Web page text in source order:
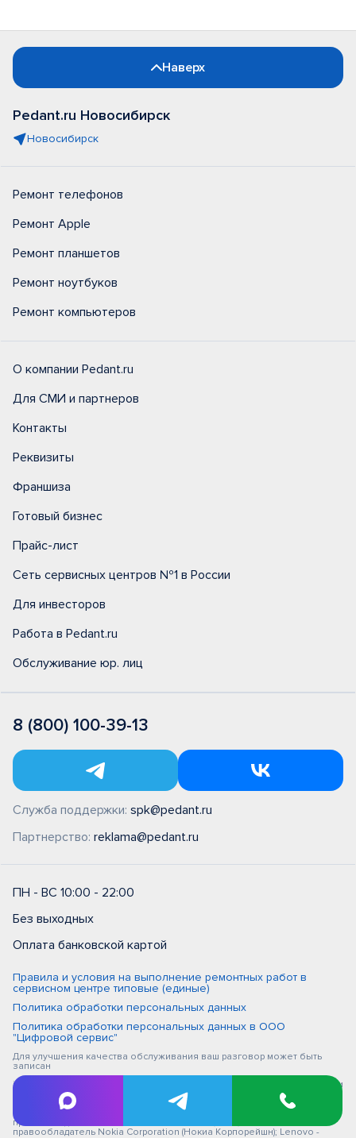
Наверх
Pedant.ru Новосибирск
Новосибирск
Ремонт телефонов
Ремонт Apple
Ремонт планшетов
Ремонт ноутбуков
Ремонт компьютеров
О компании Pedant.ru
Для СМИ и партнеров
Контакты
Реквизиты
Франшиза
Готовый бизнес
Прайс-лист
Сеть сервисных центров №1 в России
Для инвесторов
Работа в Pedant.ru
Обслуживание юр. лиц
8 (800) 100-39-13
Служба поддержки: spk@pedant.ru
Партнерство: reklama@pedant.ru
ПН - ВС 10:00 - 22:00
Без выходных
Оплата банковской картой
Правила и условия на выполнение ремонтных работ в
сервисном центре типовые (единые)
Политика обработки персональных данных
Политика обработки персональных данных в ООО
"Цифровой сервис"
Для улучшения качества обслуживания ваш разговор может быть
записан
iPhone, Macbook, iPad - правообладатель Apple Inc. (Эпл Инк.); Huawei и
Honor - правообладатель HUAWEI TECHNOLOGIES CO., LTD. (ХУАВЕЙ
ТЕКНОЛОДЖИС КО., ЛТД.); Samsung – правообладатель Samsung
Electronics Co. Ltd. (Самсунг Электроникс Ко., Лтд.); MEIZU -
правообладатель MEIZU TECHNOLOGY CO., LTD.; Nokia -
правообладатель Nokia Corporation (Нокиа Корпорейшн); Lenovo -